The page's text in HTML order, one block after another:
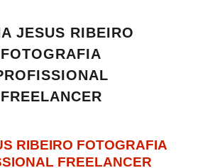
RIBEIRO FOTOGRAFIA
FREELANCER